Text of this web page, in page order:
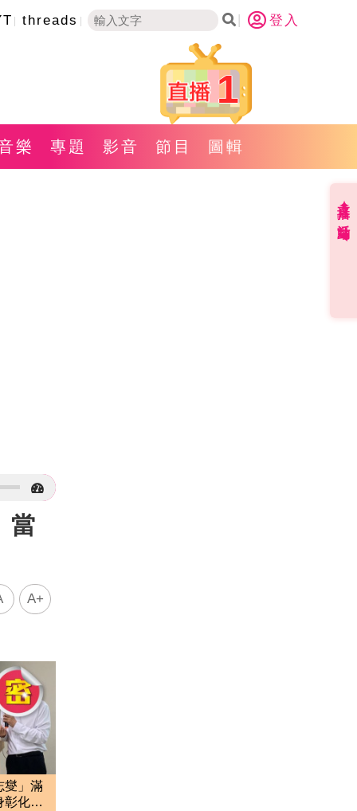
threads 登入
1
樂 專題 影音 節目 圖輯
當
A+
燮」滿
化地
直播✦活動